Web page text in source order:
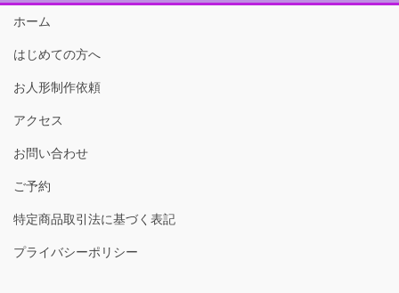
ホーム
はじめての方へ
お人形制作依頼
アクセス
お問い合わせ
ご予約
特定商品取引法に基づく表記
プライバシーポリシー